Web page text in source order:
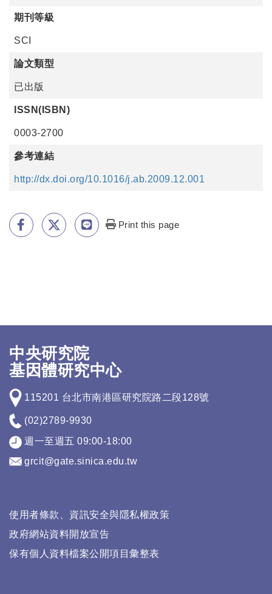
期刊等級
SCI
論文類型
已出版
ISSN(ISBN)
0003-2700
參考連結
http://dx.doi.org/10.1016/j.ab.2009.12.001
Print this page
中央研究院
基因體研究中心
115201 台北市南港區研究院路二段128號
(02)2789-9930
週一至週五 09:00-18:00
grcit@gate.sinica.edu.tw
使用者條款、資訊安全與隱私權政策
政府網站資料開放宣告
保有個人資料檔案公開項目彙整表